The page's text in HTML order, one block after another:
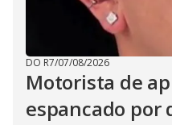
DO R7/07/08/2026
Motorista de
espancado por